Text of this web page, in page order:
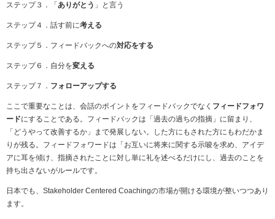
ステップ３．「 ありがとう 」と言う
ステップ４．話す前に考える
ステップ５．フィードバックへの対応をする
ステップ６．自分を変える
ステップ７． フォローアップする
ここで重要なことは、会話のポイントをフィードバックでなく フィードフォワ
ードにすることである。フィードバックは「過去の過ちの指摘」に留まり、
「どうやって改善するか」まで発展しない。した方にもされた方にもわだかま
りが残る。フィードフォワードは「お互いに将来に関する示唆を求め、アイデ
アに耳を傾け、指摘されたことに対し単に礼を述べるだけにし、過去のことを
持ち出さないがルールです。
日本でも、Stakeholder Centered Coachingの市場が開ける環境が整いつつあり
ます。